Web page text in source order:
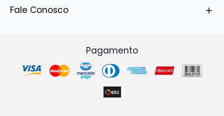
Fale Conosco
Pagamento